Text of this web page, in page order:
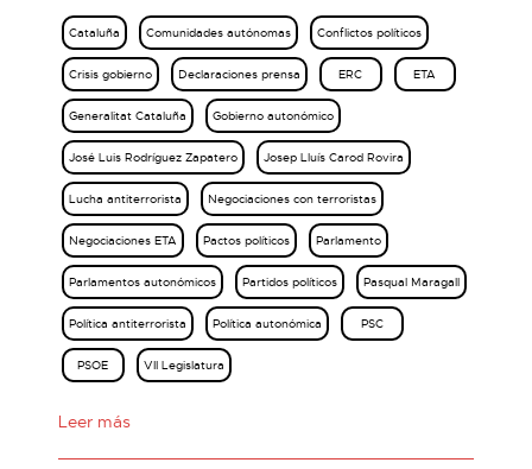
Cataluña Comunidades autónomas Conflictos políticos
Crisis gobierno Declaraciones prensa ERC ETA
Generalitat Cataluña Gobierno autonómico
José Luis Rodríguez Zapatero Josep Lluís Carod Rovira
Lucha antiterrorista Negociaciones con terroristas
Negociaciones ETA Pactos políticos Parlamento
Parlamentos autonómicos Partidos políticos Pasqual Maragall
Política antiterrorista Política autonómica PSC
PSOE VII Legislatura
Leer más